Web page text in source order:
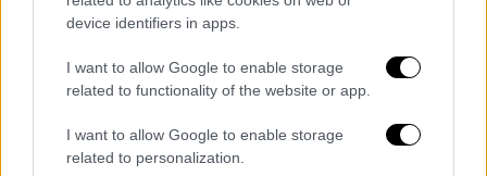
device identifiers in apps.
I want to allow Google to enable storage
related to functionality of the website or app.
I want to allow Google to enable storage
related to personalization.
Ανεπηρέαστη προς το παρόν η κίνηση
Παρά την αυξημένη ανησυχία, στελέχη της
ναυτιλιακής βιομηχανίας επισημαίνουν ότι η
κίνηση των πλοίων μέσω των Στενών του